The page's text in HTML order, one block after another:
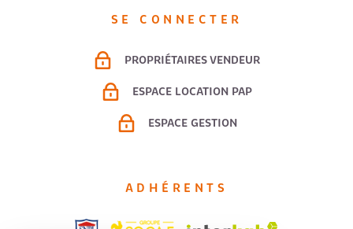
SE CONNECTER
PROPRIÉTAIRES VENDEUR
ESPACE LOCATION PAP
ESPACE GESTION
ADHÉRENTS